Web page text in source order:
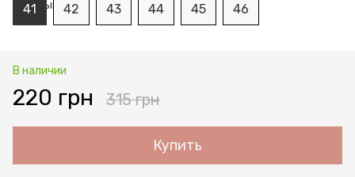
41 42 43 44 45 46
В наличии
220 грн 315 грн
Купить